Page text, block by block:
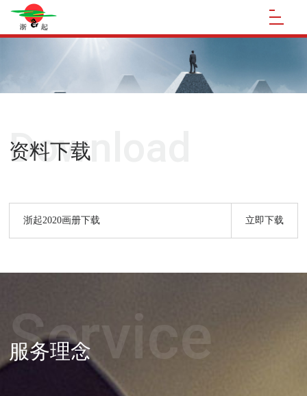
Download
资料下载
浙起2020画册下载 立即下载
Service
服务理念